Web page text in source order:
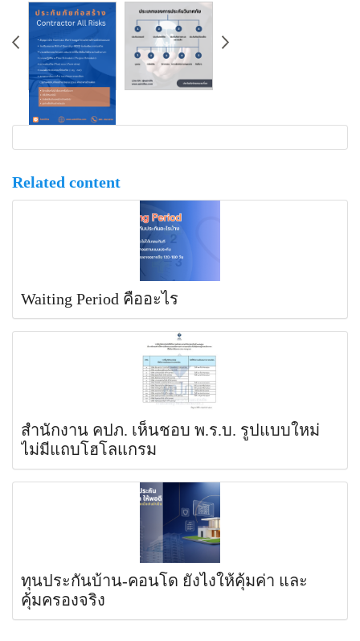
Related content
Waiting Period คืออะไร
สำนักงาน คปภ. เห็นชอบ พ.ร.บ. รูปแบบใหม่
ไม่มีแถบโฮโลแกรม
ทุนประกันบ้าน-คอนโด ยังไงให้คุ้มค่า และ
คุ้มครองจริง